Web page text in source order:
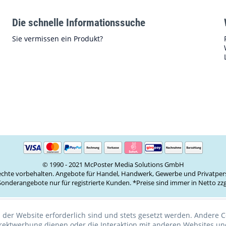
Die schnelle Informationssuche
Sie vermissen ein Produkt?
© 1990 - 2021 McPoster Media Solutions GmbH
vorbehalten. Angebote für Handel, Handwerk, Gewerbe und
nur für registrierte Kunden. *Preise sind immer in Netto
Website erforderlich sind und stets gesetzt werden. Andere